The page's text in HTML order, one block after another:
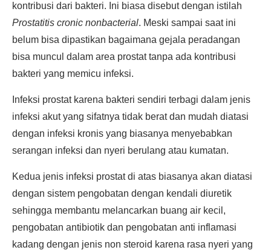
kontribusi dari bakteri. Ini biasa disebut dengan istilah
Prostatitis cronic nonbacterial. Meski sampai saat ini
belum bisa dipastikan bagaimana gejala peradangan
bisa muncul dalam area prostat tanpa ada kontribusi
bakteri yang memicu infeksi.
Infeksi prostat karena bakteri sendiri terbagi dalam jenis
infeksi akut yang sifatnya tidak berat dan mudah diatasi
dengan infeksi kronis yang biasanya menyebabkan
serangan infeksi dan nyeri berulang atau kumatan.
Kedua jenis infeksi prostat di atas biasanya akan diatasi
dengan sistem pengobatan dengan kendali diuretik
sehingga membantu melancarkan buang air kecil,
pengobatan antibiotik dan pengobatan anti inflamasi
kadang dengan jenis non steroid karena rasa nyeri yang